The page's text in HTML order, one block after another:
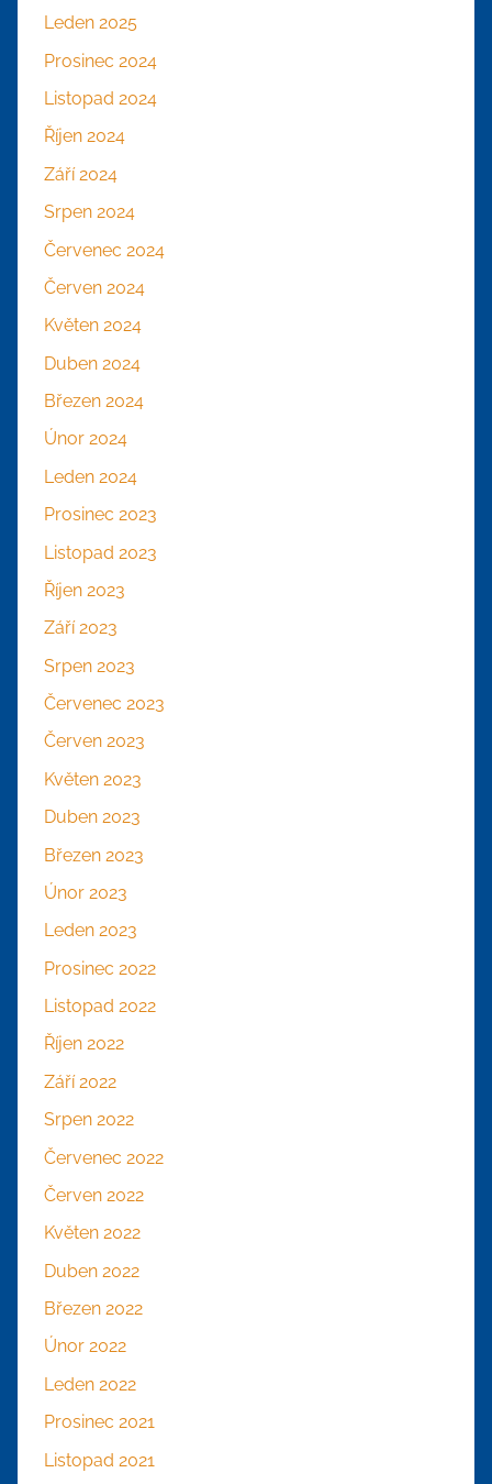
Leden 2025
Prosinec 2024
Listopad 2024
Říjen 2024
Září 2024
Srpen 2024
Červenec 2024
Červen 2024
Květen 2024
Duben 2024
Březen 2024
Únor 2024
Leden 2024
Prosinec 2023
Listopad 2023
Říjen 2023
Září 2023
Srpen 2023
Červenec 2023
Červen 2023
Květen 2023
Duben 2023
Březen 2023
Únor 2023
Leden 2023
Prosinec 2022
Listopad 2022
Říjen 2022
Září 2022
Srpen 2022
Červenec 2022
Červen 2022
Květen 2022
Duben 2022
Březen 2022
Únor 2022
Leden 2022
Prosinec 2021
Listopad 2021